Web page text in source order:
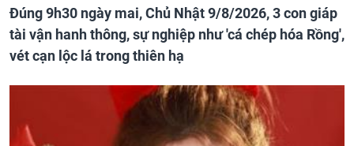
Đúng 9h30 ngày mai, Chủ Nhật 9/8/2026, 3 con giáp
tài vận hanh thông, sự nghiệp như 'cá chép hóa Rồng',
vét cạn lộc lá trong thiên hạ